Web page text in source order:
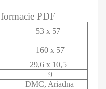
PDF
53 x 57
160 x 57
29,6 x 10,5
9
DMC, Ariadna